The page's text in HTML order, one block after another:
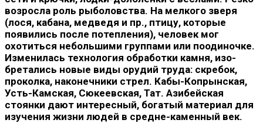
возросла роль рыболовства. На мел­кого зверя
(лося, кабана, медведя и пр., птицу, которые
появились после потепления), человек мог
охотиться небольшими группами или поодиночке.
Изменилась технология обработки камня, изо­
бретались новые виды орудий труда: скребок,
проколка, нако­нечники стрел. Кабы-Копрынская,
Усть-Камская, Сюкеевская, Тат. Азибейская
стоянки дают интересный, богатый материал для
изучения жизни людей в средне-каменный век.